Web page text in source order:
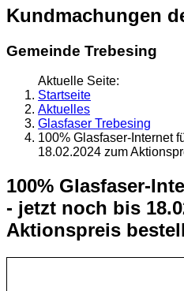
Kundmachungen
Gemeinde Trebesing
Aktuelle Seite:
Startseite
Aktuelles
Glasfaser Trebesing
100% Glasfaser-Internet
18.02.2024 zum
100% Glasfaser-
- jetzt noch bis
Aktionspreis